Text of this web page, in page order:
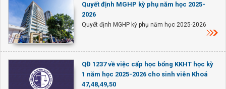
Quyết định MGHP kỳ phụ năm học 2025-
2026
Quyết định MGHP kỳ phụ năm học 2025-2026
QĐ 1237 về việc cấp học bổng KKHT học kỳ
1 năm học 2025-2026 cho sinh viên Khoá
47,48,49,50